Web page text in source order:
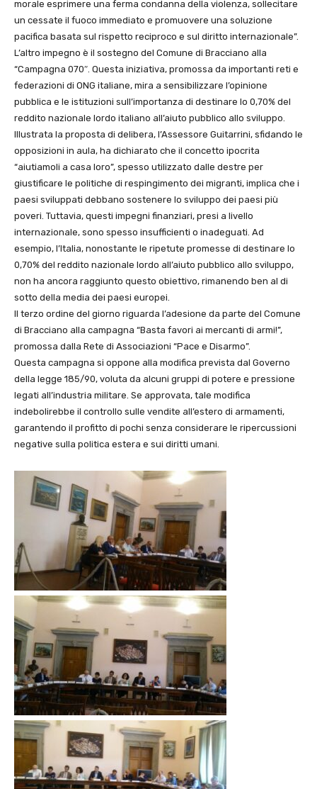
morale esprimere una ferma condanna della violenza, sollecitare
un cessate il fuoco immediato e promuovere una soluzione
pacifica basata sul rispetto reciproco e sul diritto internazionale”.
L’altro impegno è il sostegno del Comune di Bracciano alla
“Campagna 070″. Questa iniziativa, promossa da importanti reti e
federazioni di ONG italiane, mira a sensibilizzare l’opinione
pubblica e le istituzioni sull’importanza di destinare lo 0,70% del
reddito nazionale lordo italiano all’aiuto pubblico allo sviluppo.
Illustrata la proposta di delibera, l’Assessore Guitarrini, sfidando le
opposizioni in aula, ha dichiarato che il concetto ipocrita
“aiutiamoli a casa loro”, spesso utilizzato dalle destre per
giustificare le politiche di respingimento dei migranti, implica che i
paesi sviluppati debbano sostenere lo sviluppo dei paesi più
poveri. Tuttavia, questi impegni finanziari, presi a livello
internazionale, sono spesso insufficienti o inadeguati. Ad
esempio, l’Italia, nonostante le ripetute promesse di destinare lo
0,70% del reddito nazionale lordo all’aiuto pubblico allo sviluppo,
non ha ancora raggiunto questo obiettivo, rimanendo ben al di
sotto della media dei paesi europei.
Il terzo ordine del giorno riguarda l’adesione da parte del Comune
di Bracciano alla campagna “Basta favori ai mercanti di armi!”,
promossa dalla Rete di Associazioni “Pace e Disarmo”.
Questa campagna si oppone alla modifica prevista dal Governo
della legge 185/90, voluta da alcuni gruppi di potere e pressione
legati all’industria militare. Se approvata, tale modifica
indebolirebbe il controllo sulle vendite all’estero di armamenti,
garantendo il profitto di pochi senza considerare le ripercussioni
negative sulla politica estera e sui diritti umani.